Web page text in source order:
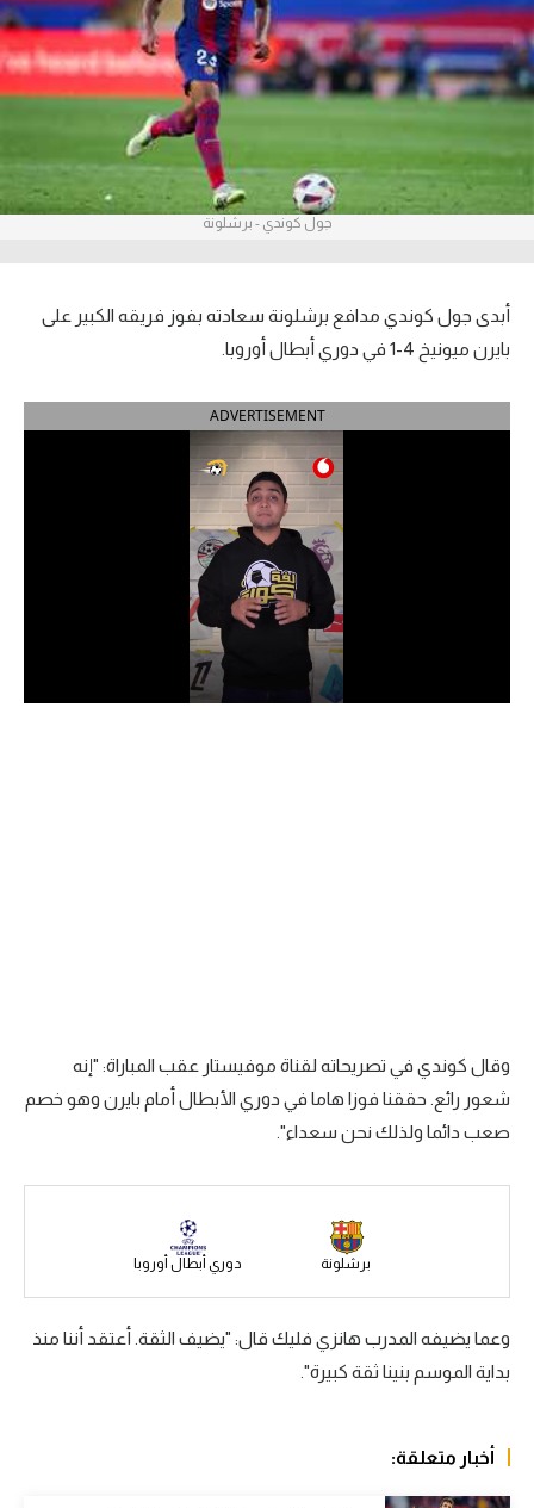
آراء حرة
ركن الألعاب
أمريكا 2026
الدوري الإنجليزي الممتاز
الدوري الإسباني
الدوري السعودي للمحترفين
سعودي في الجول
الدوري الإنجليزي
رياضات أخرى
أمم إفريقيا
جول كوندي - برشلونة
أبدى جول كوندي مدافع برشلونة سعادته بفوز فريقه الكبير على
بايرن ميونيخ 4-1 في دوري أبطال أوروبا.
ADVERTISEMENT
وقال كوندي في تصريحاته لقناة موفيستار عقب المباراة: "إنه
شعور رائع. حققنا فوزا هاما في دوري الأبطال أمام بايرن وهو خصم
صعب دائما ولذلك نحن سعداء".
برشلونة دوري أبطال أوروبا
وعما يضيفه المدرب هانزي فليك قال: "يضيف الثقة. أعتقد أننا منذ
بداية الموسم بنينا ثقة كبيرة".
أخبار متعلقة: